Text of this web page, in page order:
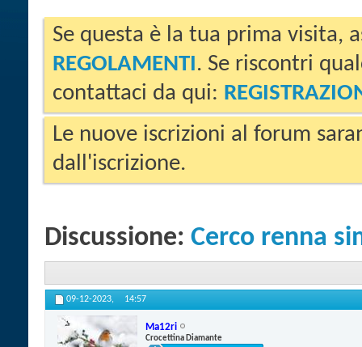
Se questa è la tua prima visita,
REGOLAMENTI. Se riscontri
contattaci da qui:
Le nuove iscrizioni al forum
dall'iscrizione.
Discussione: Cerco renna
09-12-2023, 14:57
Ma12ri
Crocettina Diamante